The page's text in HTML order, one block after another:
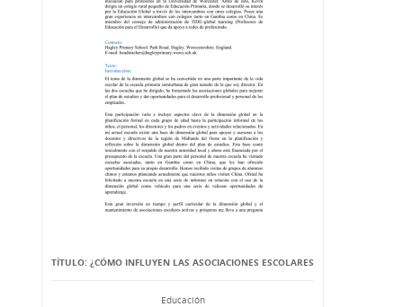
TÍTULO: ¿CÓMO INFLUYEN LAS ASOCIACIONES ESCOLARES
Educación